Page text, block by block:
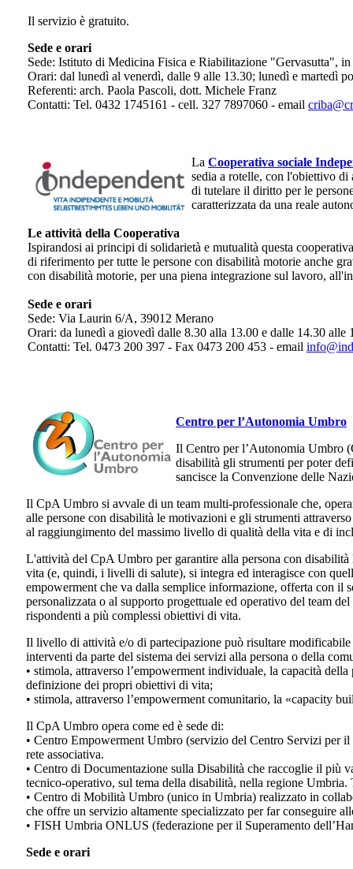
Il servizio è gratuito.
Sede e orari
Sede: Istituto di Medicina Fisica e Riabilitazione "Gervasutta",
Orari: dal lunedì al venerdì, dalle 9 alle 13.30; lunedì e martedì
Referenti: arch. Paola Pascoli, dott. Michele Franz
Contatti: Tel. 0432 1745161 - cell. 327 7897060 - email
La Cooperativa sociale
sedia a rotelle, con l'obiettivo di
di tutelare il diritto per le
caratterizzata da una reale
Le attività della Cooperativa
Ispirandosi ai principi di solidarietà e mutualità questa
di riferimento per tutte le persone con disabilità motorie anche
con disabilità motorie, per una piena integrazione sul lavoro,
Sede e orari
Sede: Via Laurin 6/A, 39012 Merano
Orari: da lunedì a giovedì dalle 8.30 alla 13.00 e dalle 14.30 alle
Contatti: Tel. 0473 200 397 - Fax 0473 200 453 - email
Centro per l’Autonomia Umbro
Il Centro per l’Autonomia Umbro
disabilità gli strumenti per poter
sancisce la Convenzione delle
Il CpA Umbro si avvale di un team multi-professionale che,
alle persone con disabilità le motivazioni e gli strumenti
al raggiungimento del massimo livello di qualità della vita e di
L'attività del CpA Umbro per garantire alla persona con
vita (e, quindi, i livelli di salute), si integra ed interagisce con
empowerment che va dalla semplice informazione, offerta con il
personalizzata o al supporto progettuale ed operativo del team
rispondenti a più complessi obiettivi di vita.
Il livello di attività e/o di partecipazione può risultare
interventi da parte del sistema dei servizi alla persona o della
• stimola, attraverso l’empowerment individuale, la capacità
definizione dei propri obiettivi di vita;
• stimola, attraverso l’empowerment comunitario, la «capacity
Il CpA Umbro opera come ed è sede di:
• Centro Empowerment Umbro (servizio del Centro Servizi per
rete associativa.
• Centro di Documentazione sulla Disabilità che raccoglie il più
tecnico-operativo, sul tema della disabilità, nella regione
• Centro di Mobilità Umbro (unico in Umbria) realizzato in
che offre un servizio altamente specializzato per far conseguire
• FISH Umbria ONLUS (federazione per il Superamento
Sede e orari